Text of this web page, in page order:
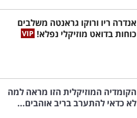
אנדרה ריו ורוקו גראנטה משלבים
כוחות בדואט מוזיקלי נפלא!
הקומדיה המוזיקלית הזו מראה למה
לא כדאי להתערב בריב אוהבים...